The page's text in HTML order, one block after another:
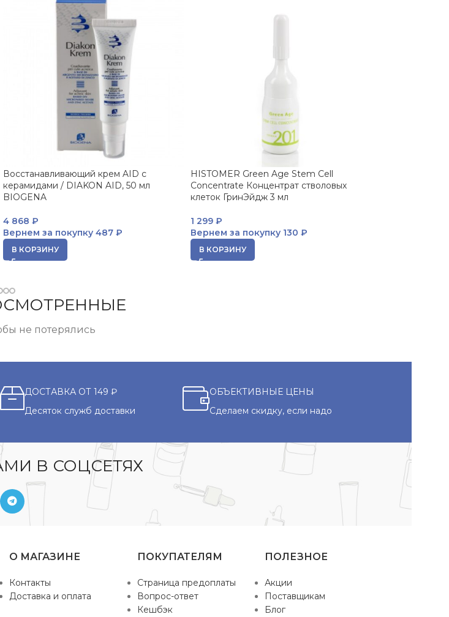
Восстанавливающий крем AID с
керамидами / DIAKON AID, 50 мл
BIOGENA
4 868 ₽
Вернем за покупку 487 ₽
В КОРЗИНУ
HISTOMER Green Age Stem Cell
Concentrate Концентрат стволовых
клеток ГринЭйдж 3 мл
1 299 ₽
Вернем за покупку130 ₽
В КОРЗИНУ
не потерялись
ДОСТАВКА ОТ 149 ₽
Десяток служб доставки
ОБЪЕКТИВНЫЕ ЦЕНЫ
Сделаем скидку, если надо
В СОЦСЕТЯХ
О МАГАЗИНЕ
Контакты
Доставка и оплата
ПОКУПАТЕЛЯМ
Страница предоплаты
Вопрос-ответ
Кешбэк
ПОЛЕЗНОЕ
Акции
Поставщикам
Блог